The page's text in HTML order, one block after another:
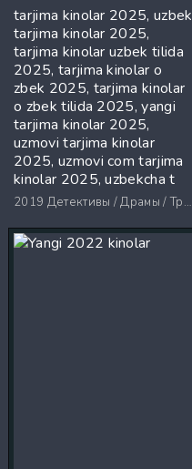
tarjima kinolar 2025, uzbek
tarjima kinolar 2025,
tarjima kinolar uzbek tilida
2025, tarjima kinolar o
zbek 2025, tarjima kinolar
o zbek tilida 2025, yangi
tarjima kinolar 2025,
uzmovi tarjima kinolar
2025, uzmovi com tarjima
kinolar 2025, uzbekcha t
2019 Детективы / Драмы / Триллеры / Ужасы